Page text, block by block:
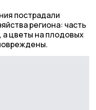
пострадали
региона: часть
а цветы на плодовых